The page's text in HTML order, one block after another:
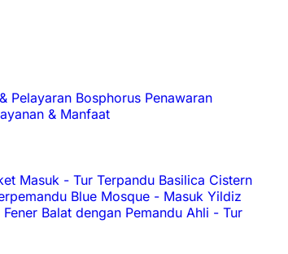
Pelayaran Bosphorus Penawaran
& Manfaat
Masuk - Tur Terpandu Basilica Cistern
Blue Mosque - Masuk Yildiz
Balat dengan Pemandu Ahli - Tur